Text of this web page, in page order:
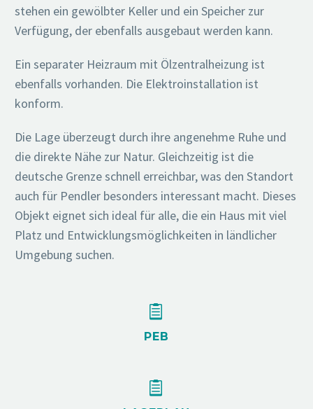
stehen ein gewölbter Keller und ein Speicher zur
Verfügung, der ebenfalls ausgebaut werden kann.
Ein separater Heizraum mit Ölzentralheizung ist
ebenfalls vorhanden. Die Elektroinstallation ist
konform.
Die Lage überzeugt durch ihre angenehme Ruhe und
die direkte Nähe zur Natur. Gleichzeitig ist die
deutsche Grenze schnell erreichbar, was den Standort
auch für Pendler besonders interessant macht. Dieses
Objekt eignet sich ideal für alle, die ein Haus mit viel
Platz und Entwicklungsmöglichkeiten in ländlicher
Umgebung suchen.


PEB

